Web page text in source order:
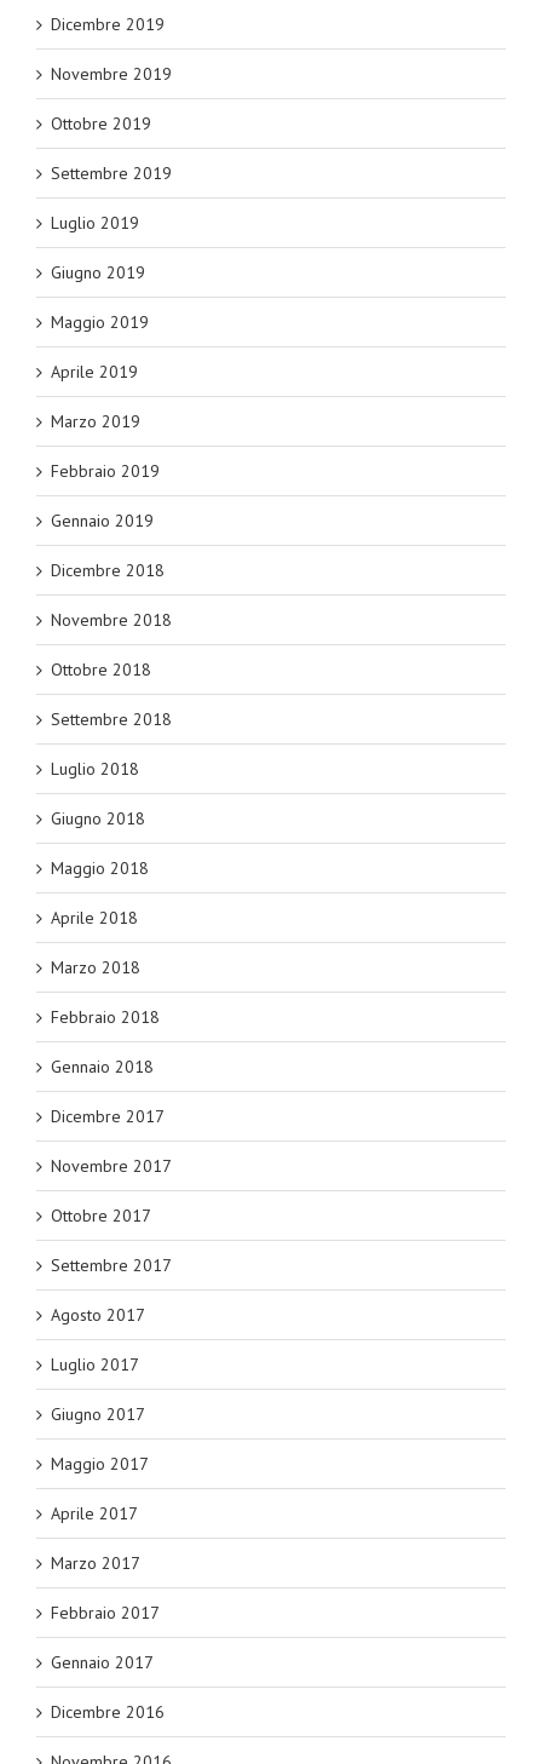
Dicembre 2019
Novembre 2019
Ottobre 2019
Settembre 2019
Luglio 2019
Giugno 2019
Maggio 2019
Aprile 2019
Marzo 2019
Febbraio 2019
Gennaio 2019
Dicembre 2018
Novembre 2018
Ottobre 2018
Settembre 2018
Luglio 2018
Giugno 2018
Maggio 2018
Aprile 2018
Marzo 2018
Febbraio 2018
Gennaio 2018
Dicembre 2017
Novembre 2017
Ottobre 2017
Settembre 2017
Agosto 2017
Luglio 2017
Giugno 2017
Maggio 2017
Aprile 2017
Marzo 2017
Febbraio 2017
Gennaio 2017
Dicembre 2016